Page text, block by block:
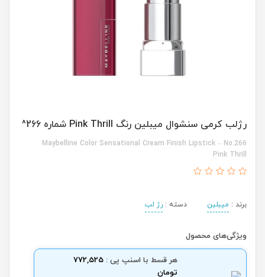
رژلب کرمی سنشوال میبلین رنگ Pink Thrill شماره 266^
Maybelline Color Sensational Cream Finish Lipstick – No.266
Pink Thrill
برند : میبلین دسته : رژ لب
ویژگی‌های محصول
هر قسط با اسنپ پی : 772,525
تومان